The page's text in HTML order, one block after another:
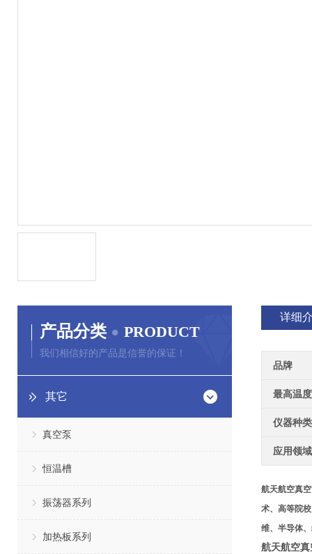
产品分类 PRODUCT
我们相信好的产品是信誉的保证！
其它
真空泵
恒温槽
振荡器系列
加热板系列
详细
品牌
最高温度
仪器种类
应用领域
航天航空真
术、高等院
维、半导体
航天航空